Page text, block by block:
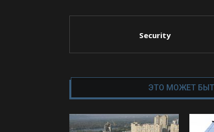
Security
ЭТО МОЖЕТ